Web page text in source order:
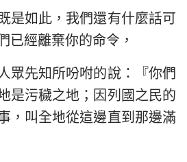
4 5 6
7
是如此，我們還有什麼話可
已經離棄你的命令，
眾先知所吩咐的說：『你們
是污穢之地；因列國之民的
，叫全地從這邊直到那邊滿